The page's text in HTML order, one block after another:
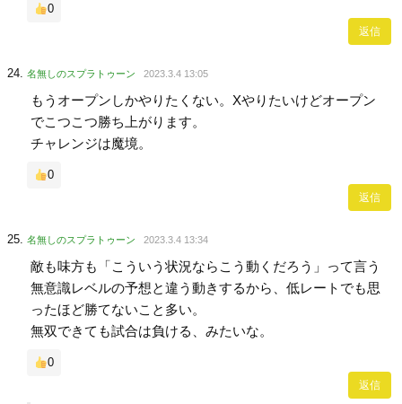
0
返信
名無しのスプラトゥーン 2023.3.4 13:05
もうオープンしかやりたくない。Xやりたいけどオープン
でこつこつ勝ち上がります。
チャレンジは魔境。
0
返信
名無しのスプラトゥーン 2023.3.4 13:34
敵も味方も「こういう状況ならこう動くだろう」って言う
無意識レベルの予想と違う動きするから、低レートでも思
ったほど勝てないこと多い。
無双できても試合は負ける、みたいな。
0
返信